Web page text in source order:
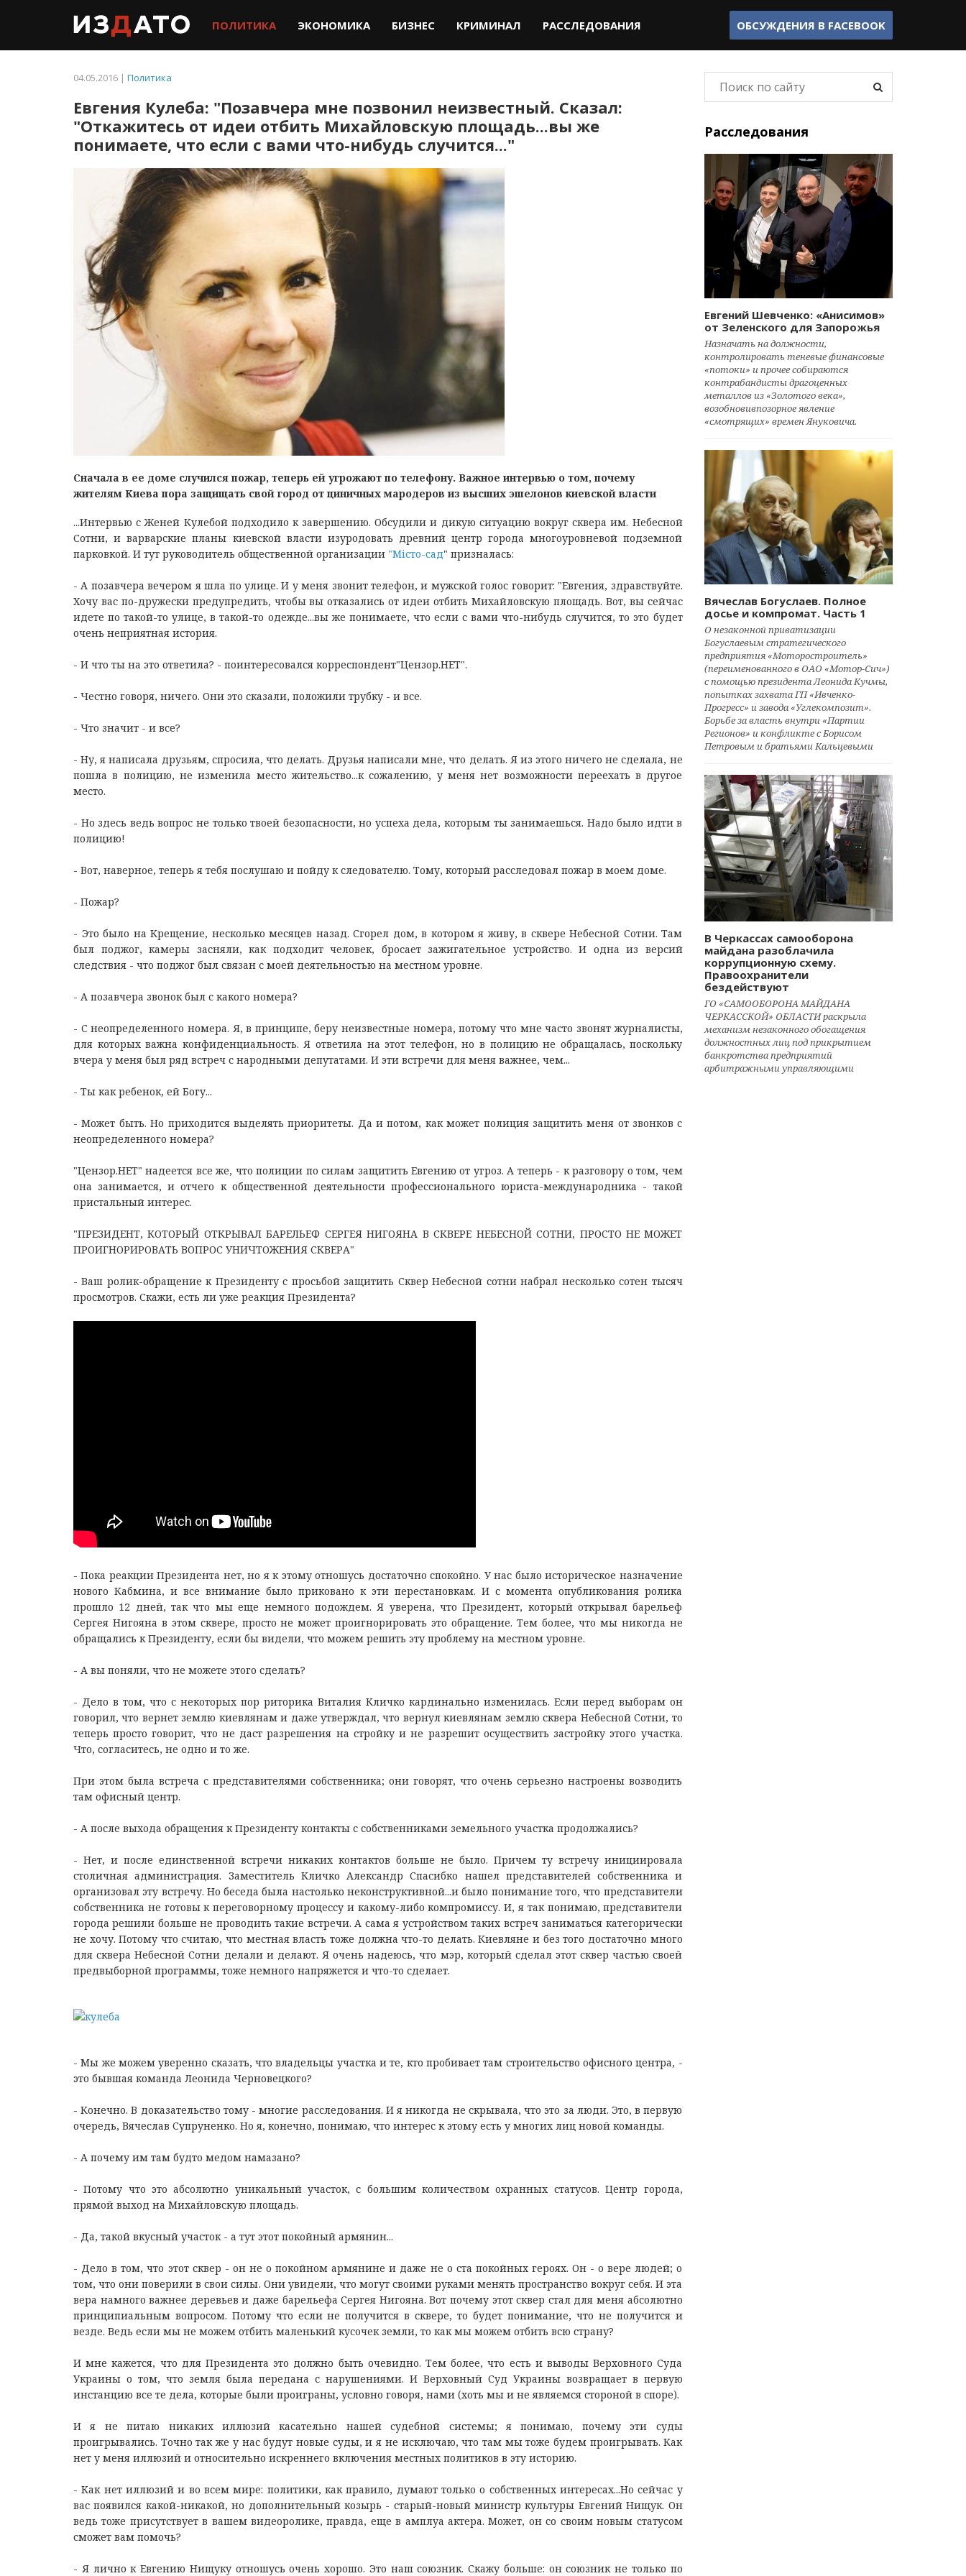
ПОЛИТИКА ЭКОНОМИКА БИЗНЕС КРИМИНАЛ РАССЛЕДОВАНИЯ ОБСУЖДЕНИЯ В FACEBOOK
04.05.2016 | Политика
Евгения Кулеба: "Позавчера мне позвонил неизвестный. Сказал:
"Откажитесь от идеи отбить Михайловскую площадь...вы же
понимаете, что если с вами что-нибудь случится..."
Сначала в ее доме случился пожар, теперь ей угрожают по телефону. Важное интервью о том, почему
жителям Киева пора защищать свой город от циничных мародеров из высших эшелонов киевской власти
...Интервью с Женей Кулебой подходило к завершению. Обсудили и дикую ситуацию вокруг сквера им. Небесной
Сотни, и варварские планы киевской власти изуродовать древний центр города многоуровневой подземной
парковкой. И тут руководитель общественной организации "Місто-сад" призналась:
- А позавчера вечером я шла по улице. И у меня звонит телефон, и мужской голос говорит: "Евгения, здравствуйте.
Хочу вас по-дружески предупредить, чтобы вы отказались от идеи отбить Михайловскую площадь. Вот, вы сейчас
идете по такой-то улице, в такой-то одежде...вы же понимаете, что если с вами что-нибудь случится, то это будет
очень неприятная история.
- И что ты на это ответила? - поинтересовался корреспондент"Цензор.НЕТ".
- Честно говоря, ничего. Они это сказали, положили трубку - и все.
- Что значит - и все?
- Ну, я написала друзьям, спросила, что делать. Друзья написали мне, что делать. Я из этого ничего не сделала, не
пошла в полицию, не изменила место жительство...к сожалению, у меня нет возможности переехать в другое
место.
- Но здесь ведь вопрос не только твоей безопасности, но успеха дела, которым ты занимаешься. Надо было идти в
полицию!
- Вот, наверное, теперь я тебя послушаю и пойду к следователю. Тому, который расследовал пожар в моем доме.
- Пожар?
- Это было на Крещение, несколько месяцев назад. Сгорел дом, в котором я живу, в сквере Небесной Сотни. Там
был поджог, камеры засняли, как подходит человек, бросает зажигательное устройство. И одна из версий
следствия - что поджог был связан с моей деятельностью на местном уровне.
- А позавчера звонок был с какого номера?
- С неопределенного номера. Я, в принципе, беру неизвестные номера, потому что мне часто звонят журналисты,
для которых важна конфиденциальность. Я ответила на этот телефон, но в полицию не обращалась, поскольку
вчера у меня был ряд встреч с народными депутатами. И эти встречи для меня важнее, чем...
- Ты как ребенок, ей Богу...
- Может быть. Но приходится выделять приоритеты. Да и потом, как может полиция защитить меня от звонков с
неопределенного номера?
"Цензор.НЕТ" надеется все же, что полиции по силам защитить Евгению от угроз. А теперь - к разговору о том, чем
она занимается, и отчего к общественной деятельности профессионального юриста-международника - такой
пристальный интерес.
"ПРЕЗИДЕНТ, КОТОРЫЙ ОТКРЫВАЛ БАРЕЛЬЕФ СЕРГЕЯ НИГОЯНА В СКВЕРЕ НЕБЕСНОЙ СОТНИ, ПРОСТО НЕ МОЖЕТ
ПРОИГНОРИРОВАТЬ ВОПРОС УНИЧТОЖЕНИЯ СКВЕРА"
- Ваш ролик-обращение к Президенту с просьбой защитить Сквер Небесной сотни набрал несколько сотен тысяч
просмотров. Скажи, есть ли уже реакция Президента?
- Пока реакции Президента нет, но я к этому отношусь достаточно спокойно. У нас было историческое назначение
нового Кабмина, и все внимание было приковано к эти перестановкам. И с момента опубликования ролика
прошло 12 дней, так что мы еще немного подождем. Я уверена, что Президент, который открывал барельеф
Сергея Нигояна в этом сквере, просто не может проигнорировать это обращение. Тем более, что мы никогда не
обращались к Президенту, если бы видели, что можем решить эту проблему на местном уровне.
- А вы поняли, что не можете этого сделать?
- Дело в том, что с некоторых пор риторика Виталия Кличко кардинально изменилась. Если перед выборам он
говорил, что вернет землю киевлянам и даже утверждал, что вернул киевлянам землю сквера Небесной Сотни, то
теперь просто говорит, что не даст разрешения на стройку и не разрешит осуществить застройку этого участка.
Что, согласитесь, не одно и то же.
При этом была встреча с представителями собственника; они говорят, что очень серьезно настроены возводить
там офисный центр.
- А после выхода обращения к Президенту контакты с собственниками земельного участка продолжались?
- Нет, и после единственной встречи никаких контактов больше не было. Причем ту встречу инициировала
столичная администрация. Заместитель Кличко Александр Спасибко нашел представителей собственника и
организовал эту встречу. Но беседа была настолько неконструктивной...и было понимание того, что представители
собственника не готовы к переговорному процессу и какому-либо компромиссу. И, я так понимаю, представители
города решили больше не проводить такие встречи. А сама я устройством таких встреч заниматься категорически
не хочу. Потому что считаю, что местная власть тоже должна что-то делать. Киевляне и без того достаточно много
для сквера Небесной Сотни делали и делают. Я очень надеюсь, что мэр, который сделал этот сквер частью своей
предвыборной программы, тоже немного напряжется и что-то сделает.
- Мы же можем уверенно сказать, что владельцы участка и те, кто пробивает там строительство офисного центра, -
это бывшая команда Леонида Черновецкого?
- Конечно. В доказательство тому - многие расследования. И я никогда не скрывала, что это за люди. Это, в первую
очередь, Вячеслав Супруненко. Но я, конечно, понимаю, что интерес к этому есть у многих лиц новой команды.
- А почему им там будто медом намазано?
- Потому что это абсолютно уникальный участок, с большим количеством охранных статусов. Центр города,
прямой выход на Михайловскую площадь.
- Да, такой вкусный участок - а тут этот покойный армянин...
- Дело в том, что этот сквер - он не о покойном армянине и даже не о ста покойных героях. Он - о вере людей; о
том, что они поверили в свои силы. Они увидели, что могут своими руками менять пространство вокруг себя. И эта
вера намного важнее деревьев и даже барельефа Сергея Нигояна. Вот почему этот сквер стал для меня абсолютно
принципиальным вопросом. Потому что если не получится в сквере, то будет понимание, что не получится и
везде. Ведь если мы не можем отбить маленький кусочек земли, то как мы можем отбить всю страну?
И мне кажется, что для Президента это должно быть очевидно. Тем более, что есть и выводы Верховного Суда
Украины о том, что земля была передана с нарушениями. И Верховный Суд Украины возвращает в первую
инстанцию все те дела, которые были проиграны, условно говоря, нами (хоть мы и не являемся стороной в споре).
И я не питаю никаких иллюзий касательно нашей судебной системы; я понимаю, почему эти суды
проигрывались. Точно так же у нас будут новые суды, и я не исключаю, что там мы тоже будем проигрывать. Как
нет у меня иллюзий и относительно искреннего включения местных политиков в эту историю.
- Как нет иллюзий и во всем мире: политики, как правило, думают только о собственных интересах...Но сейчас у
вас появился какой-никакой, но дополнительный козырь - старый-новый министр культуры Евгений Нищук. Он
ведь тоже присутствует в вашем видеоролике, правда, еще в амплуа актера. Может, он со своим новым статусом
сможет вам помочь?
- Я лично к Евгению Нищуку отношусь очень хорошо. Это наш союзник. Скажу больше: он союзник не только по
Расследования
Евгений Шевченко: «Анисимов»
от Зеленского для Запорожья
Назначать на должности,
контролировать теневые финансовые
«потоки» и прочее собираются
контрабандисты драгоценных
металлов из «Золотого века»,
возобновивпозорное явление
«смотрящих» времен Януковича.
Вячеслав Богуслаев. Полное
досье и компромат. Часть 1
О незаконной приватизации
Богуслаевым стратегического
предприятия «Моторостроитель»
(переименованного в ОАО «Мотор-Сич»)
с помощью президента Леонида Кучмы,
попытках захвата ГП «Ивченко-
Прогресс» и завода «Углекомпозит».
Борьбе за власть внутри «Партии
Регионов» и конфликте с Борисом
Петровым и братьями Кальцевыми
В Черкассах самооборона
майдана разоблачила
коррупционную схему.
Правоохранители
бездействуют
ГО «САМООБОРОНА МАЙДАНА
ЧЕРКАССКОЙ» ОБЛАСТИ раскрыла
механизм незаконного обогащения
должностных лиц под прикрытием
банкротства предприятий
арбитражными управляющими